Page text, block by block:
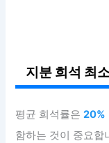
지분 희석 최
평균 희석률은20%
함하는 것이 중요합